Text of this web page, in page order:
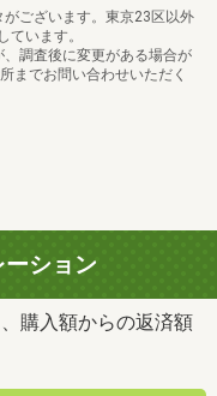
ございます。東京23区以外
ています。
調査後に変更がある場合が
までお問い合わせいただく
ション
購入額からの返済額